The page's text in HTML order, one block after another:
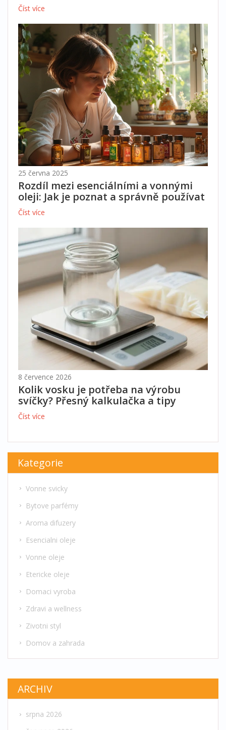
Číst více
25 června 2025
Rozdíl mezi esenciálními a vonnými
oleji: Jak je poznat a správně používat
Číst více
8 července 2026
Kolik vosku je potřeba na výrobu
svíčky? Přesný kalkulačka a tipy
Číst více
Kategorie
Vonne svicky
Bytove parfémy
Aroma difuzery
Esencialni oleje
Vonne oleje
Etericke oleje
Domaci vyroba
Zdravi a wellness
Zivotni styl
Domov a zahrada
ARCHIV
srpna 2026